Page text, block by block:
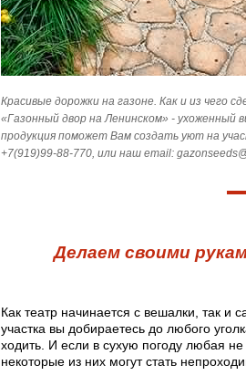
Красивые дорожки на газоне. Как и из чего
«Газонный двор на Ленинском» -
продукция поможет Вам создать уют на
+7(919)99-88-770, или наш email:
Делаем своими
Как театр начинается с вешалки, так и
участка вы добираетесь до любого
ходить. И если в сухую погоду любая не
некоторые из них могут стать